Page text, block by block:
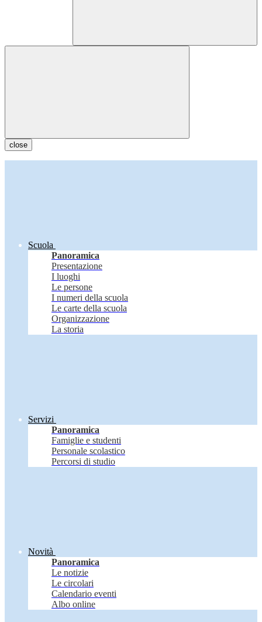
close
Scuola
Panoramica
Presentazione
I luoghi
Le persone
I numeri della scuola
Le carte della scuola
Organizzazione
La storia
Servizi
Panoramica
Famiglie e studenti
Personale scolastico
Percorsi di studio
Novità
Panoramica
Le notizie
Le circolari
Calendario eventi
Albo online